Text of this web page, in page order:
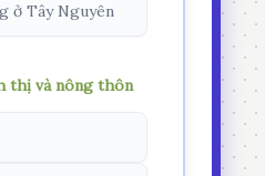
ở Tây Nguyên
thị và nông thôn